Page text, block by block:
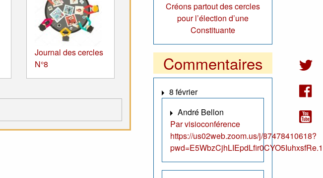
Journal des cercles
N°8
Créons partout des cercles
pour l’élection d’une
Constituante
Commentaires
8 février
André Bellon
Par visioconférence
https://us02web.zoom.us/j/87478410618?